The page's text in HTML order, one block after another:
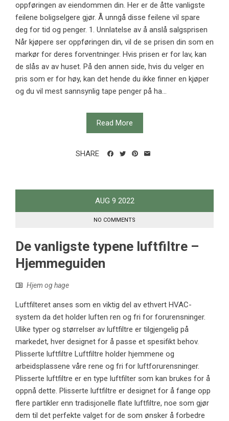
oppføringen av eiendommen din. Her er de åtte vanligste
feilene boligselgere gjør. Å unngå disse feilene vil spare
deg for tid og penger. 1. Unnlatelse av å anslå salgsprisen
Når kjøpere ser oppføringen din, vil de se prisen din som en
markør for deres forventninger. Hvis prisen er for lav, kan
de slås av av huset. På den annen side, hvis du velger en
pris som er for høy, kan det hende du ikke finner en kjøper
og du vil mest sannsynlig tape penger på ha...
Read More
SHARE
AUG 9 2022
NO COMMENTS
De vanligste typene luftfiltre –
Hjemmeguiden
Hjem og hage
Luftfilteret anses som en viktig del av ethvert HVAC-
system da det holder luften ren og fri for forurensninger.
Ulike typer og størrelser av luftfiltre er tilgjengelig på
markedet, hver designet for å passe et spesifikt behov.
Plisserte luftfiltre Luftfiltre holder hjemmene og
arbeidsplassene våre rene og fri for luftforurensninger.
Plisserte luftfiltre er en type luftfilter som kan brukes for å
oppnå dette. Plisserte luftfiltre er designet for å fange opp
flere partikler enn tradisjonelle flate luftfiltre, noe som gjør
dem til det perfekte valget for de som ønsker å forbedre